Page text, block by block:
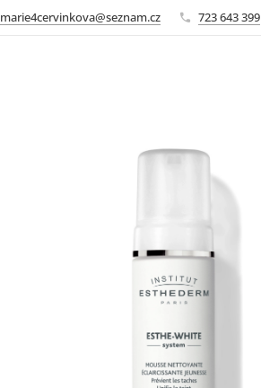
marie4cervinkova@seznam.cz 723 643 399